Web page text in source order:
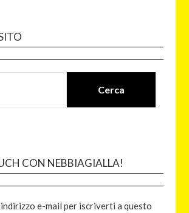
CON NEBBIAGIALLA!
e-mail per iscriverti a questo